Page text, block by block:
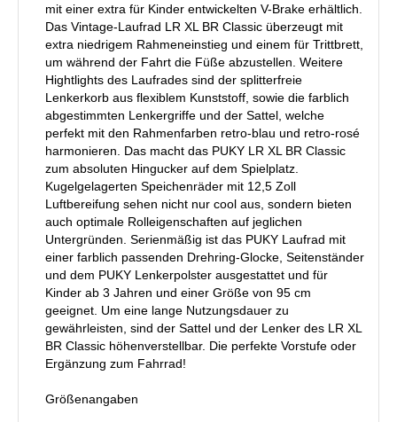
mit einer extra für Kinder entwickelten V-Brake erhältlich.
Das Vintage-Laufrad LR XL BR Classic überzeugt mit
extra niedrigem Rahmeneinstieg und einem für Trittbrett,
um während der Fahrt die Füße abzustellen. Weitere
Hightlights des Laufrades sind der splitterfreie
Lenkerkorb aus flexiblem Kunststoff, sowie die farblich
abgestimmten Lenkergriffe und der Sattel, welche
perfekt mit den Rahmenfarben retro-blau und retro-rosé
harmonieren. Das macht das PUKY LR XL BR Classic
zum absoluten Hingucker auf dem Spielplatz.
Kugelgelagerten Speichenräder mit 12,5 Zoll
Luftbereifung sehen nicht nur cool aus, sondern bieten
auch optimale Rolleigenschaften auf jeglichen
Untergründen. Serienmäßig ist das PUKY Laufrad mit
einer farblich passenden Drehring-Glocke, Seitenständer
und dem PUKY Lenkerpolster ausgestattet und für
Kinder ab 3 Jahren und einer Größe von 95 cm
geeignet. Um eine lange Nutzungsdauer zu
gewährleisten, sind der Sattel und der Lenker des LR XL
BR Classic höhenverstellbar. Die perfekte Vorstufe oder
Ergänzung zum Fahrrad!
Größenangaben